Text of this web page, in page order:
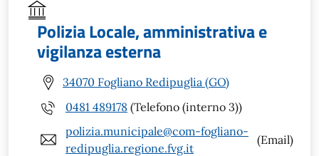
Polizia Locale, amministrativa e
vigilanza esterna
34070 Fogliano Redipuglia (GO)
0481 489178 (Telefono (interno 3))
polizia.municipale@com-fogliano-
redipuglia.regione.fvg.it
(Email)